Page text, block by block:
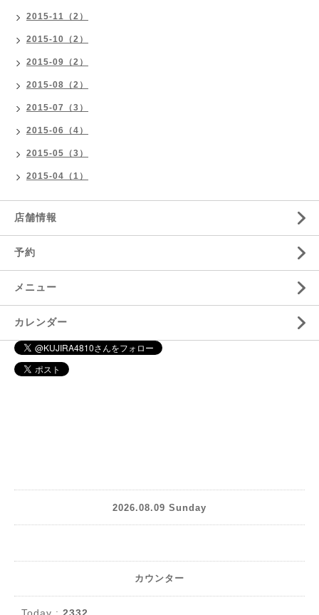
2015-11（2）
2015-10（2）
2015-09（2）
2015-08（2）
2015-07（3）
2015-06（4）
2015-05（3）
2015-04（1）
店舗情報
予約
メニュー
カレンダー
2026.08.09 Sunday
カウンター